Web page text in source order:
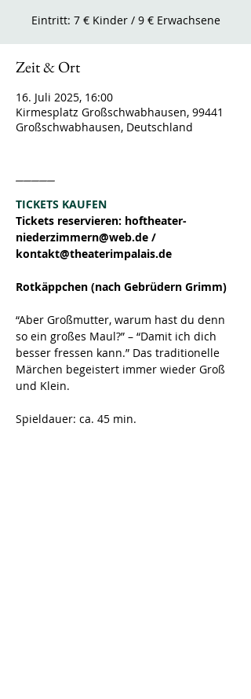
Eintritt: 7 € Kinder / 9 € Erwachsene
Zeit & Ort
16. Juli 2025, 16:00
Kirmesplatz Großschwabhausen, 99441
Großschwabhausen, Deutschland
TICKETS KAUFEN
Tickets reservieren: hoftheater-
niederzimmern@web.de /
kontakt@theaterimpalais.de
Rotkäppchen (nach Gebrüdern Grimm)
“Aber Großmutter, warum hast du denn
so ein großes Maul?” – “Damit ich dich
besser fressen kann.” Das traditionelle
Märchen begeistert immer wieder Groß
und Klein.
Spieldauer: ca. 45 min.